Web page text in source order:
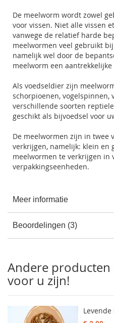
De meelworm wordt zowel
voor vissen. Niet alle vissen
vanwege de relatief harde
meelwormen veel gebruikt bij
namelijk wel door de
meelworm een aantrekkelijke
Als voedseldier zijn
schorpioenen, vogelspinnen,
verschillende soorten
geschikt als bijvoedsel voor
De meelwormen zijn in twee
verkrijgen, namelijk: klein en
meelwormen te verkrijgen in
verpakkingseenheden.
Meer informatie
Beoordelingen 3
Andere
voor u zijn!